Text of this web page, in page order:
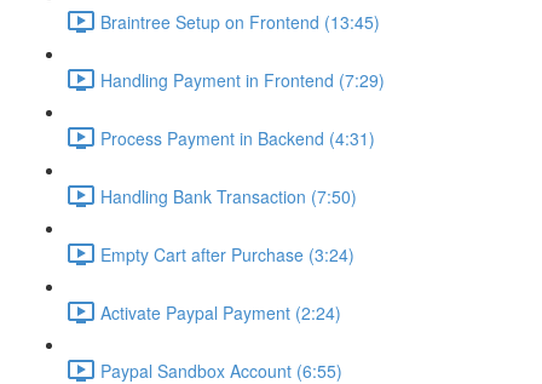
Braintree Setup on Frontend (13:45)
Handling Payment in Frontend (7:29)
Process Payment in Backend (4:31)
Handling Bank Transaction (7:50)
Empty Cart after Purchase (3:24)
Activate Paypal Payment (2:24)
Paypal Sandbox Account (6:55)